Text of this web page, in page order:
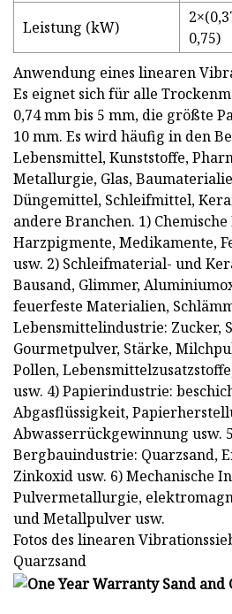
Leistung (kW)
0,75)
Anwendung eines linearen
Es eignet sich für alle
0,74 mm bis 5 mm, die größte
10 mm. Es wird häufig in den
Lebensmittel, Kunststoffe,
Metallurgie, Glas,
Düngemittel, Schleifmittel,
andere Branchen. 1)
Harzpigmente, Medikamente,
usw. 2) Schleifmaterial- und
Bausand, Glimmer,
feuerfeste Materialien,
Lebensmittelindustrie: Zucker,
Gourmetpulver, Stärke,
Pollen,
usw. 4) Papierindustrie:
Abgasflüssigkeit,
Abwasserrückgewinnung usw.
Bergbauindustrie: Quarzsand,
Zinkoxid usw. 6) Mechanische
Pulvermetallurgie,
und Metallpulver usw.
Fotos des linearen
Quarzsand